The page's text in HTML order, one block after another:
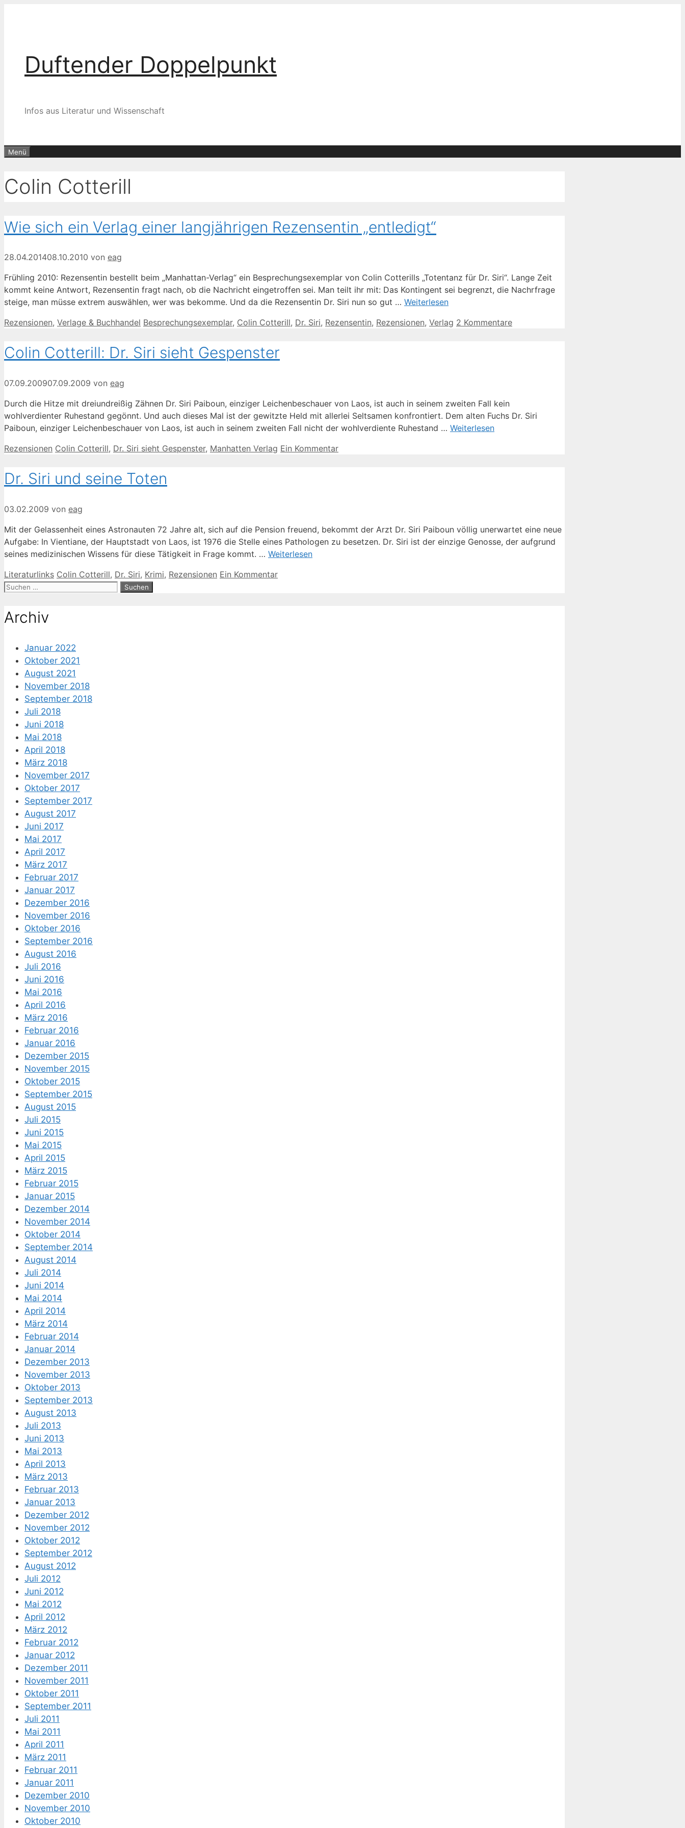
Duftender Doppelpunkt
Infos aus Literatur und Wissenschaft
Menü
Colin Cotterill
Wie sich ein Verlag einer langjährigen Rezensentin „entledigt“
28.04.201408.10.2010 von eag
Frühling 2010: Rezensentin bestellt beim „Manhattan-Verlag“ ein Besprechungsexemplar von Colin Cotterills „Totentanz für Dr. Siri“. Lange Zeit
kommt keine Antwort, Rezensentin fragt nach, ob die Nachricht eingetroffen sei. Man teilt ihr mit: Das Kontingent sei begrenzt, die Nachrfrage
steige, man müsse extrem auswählen, wer was bekomme. Und da die Rezensentin Dr. Siri nun so gut … Weiterlesen
Kategorien
Rezensionen, Verlage & Buchhandel Schlagwörter
Besprechungsexemplar, Colin Cotterill, Dr. Siri, Rezensentin, Rezensionen, Verlag 2 Kommentare
Colin Cotterill: Dr. Siri sieht Gespenster
07.09.200907.09.2009 von eag
Durch die Hitze mit dreiundreißig Zähnen Dr. Siri Paiboun, einziger Leichenbeschauer von Laos, ist auch in seinem zweiten Fall kein
wohlverdienter Ruhestand gegönnt. Und auch dieses Mal ist der gewitzte Held mit allerlei Seltsamen konfrontiert. Dem alten Fuchs Dr. Siri
Paiboun, einziger Leichenbeschauer von Laos, ist auch in seinem zweiten Fall nicht der wohlverdiente Ruhestand … Weiterlesen
Kategorien
Rezensionen Schlagwörter
Colin Cotterill, Dr. Siri sieht Gespenster, Manhatten Verlag Ein Kommentar
Dr. Siri und seine Toten
03.02.2009 von eag
Mit der Gelassenheit eines Astronauten 72 Jahre alt, sich auf die Pension freuend, bekommt der Arzt Dr. Siri Paiboun völlig unerwartet eine neue
Aufgabe: In Vientiane, der Hauptstadt von Laos, ist 1976 die Stelle eines Pathologen zu besetzen. Dr. Siri ist der einzige Genosse, der aufgrund
seines medizinischen Wissens für diese Tätigkeit in Frage kommt. … Weiterlesen
Kategorien
Literaturlinks Schlagwörter
Colin Cotterill, Dr. Siri, Krimi, Rezensionen Ein Kommentar
Suche
Archiv
Januar 2022
Oktober 2021
August 2021
November 2018
September 2018
Juli 2018
Juni 2018
Mai 2018
April 2018
März 2018
November 2017
Oktober 2017
September 2017
August 2017
Juni 2017
Mai 2017
April 2017
März 2017
Februar 2017
Januar 2017
Dezember 2016
November 2016
Oktober 2016
September 2016
August 2016
Juli 2016
Juni 2016
Mai 2016
April 2016
März 2016
Februar 2016
Januar 2016
Dezember 2015
November 2015
Oktober 2015
September 2015
August 2015
Juli 2015
Juni 2015
Mai 2015
April 2015
März 2015
Februar 2015
Januar 2015
Dezember 2014
November 2014
Oktober 2014
September 2014
August 2014
Juli 2014
Juni 2014
Mai 2014
April 2014
März 2014
Februar 2014
Januar 2014
Dezember 2013
November 2013
Oktober 2013
September 2013
August 2013
Juli 2013
Juni 2013
Mai 2013
April 2013
März 2013
Februar 2013
Januar 2013
Dezember 2012
November 2012
Oktober 2012
September 2012
August 2012
Juli 2012
Juni 2012
Mai 2012
April 2012
März 2012
Februar 2012
Januar 2012
Dezember 2011
November 2011
Oktober 2011
September 2011
Juli 2011
Mai 2011
April 2011
März 2011
Februar 2011
Januar 2011
Dezember 2010
November 2010
Oktober 2010